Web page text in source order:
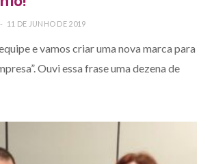
11 DE JUNHO DE 2019
e vamos criar uma nova marca para
Ouvi essa frase uma dezena de